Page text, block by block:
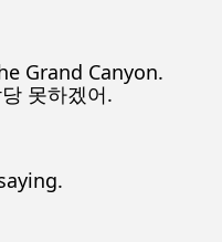
Grand Canyon.
못하겠어.